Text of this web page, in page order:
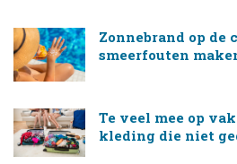
Zonnebrand op de
smeerfouten
Te veel mee op
kleding die niet